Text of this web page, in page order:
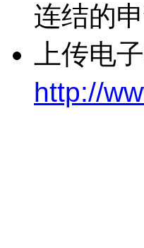
连结的
上传电
http://